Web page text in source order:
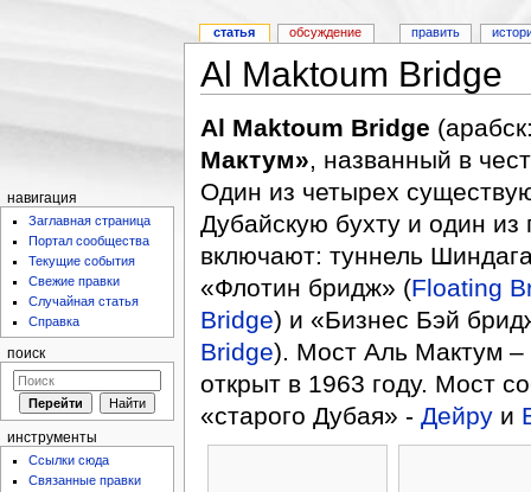
Al Maktoum Bridge
Al Maktoum Bridge
Мактум», названный в
Один из четырех
Дубайскую бухту и один из
включают: туннель
«Флотин бридж» (Floating
Bridge) и «Бизнес Бэй
Bridge). Мост Аль Мактум
открыт в 1963 году. Мост
«старого Дубая» - Дейруи
статья обсуждение править
навигация
Заглавная страница
Портал сообщества
Текущие события
Свежие правки
Случайная статья
Справка
поиск
инструменты
Ссылки сюда
Связанные правки